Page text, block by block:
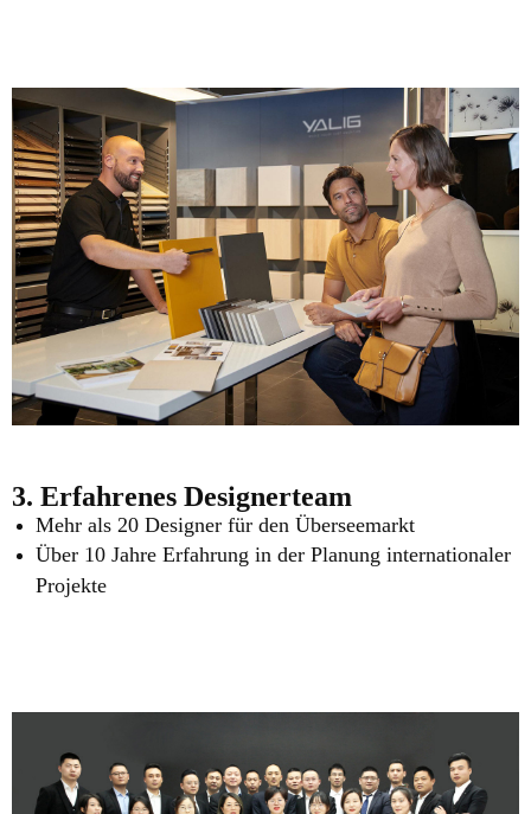
3. Erfahrenes Designerteam
Mehr als 20 Designer für den Überseemarkt
Über 10 Jahre Erfahrung in der Planung internationaler
Projekte